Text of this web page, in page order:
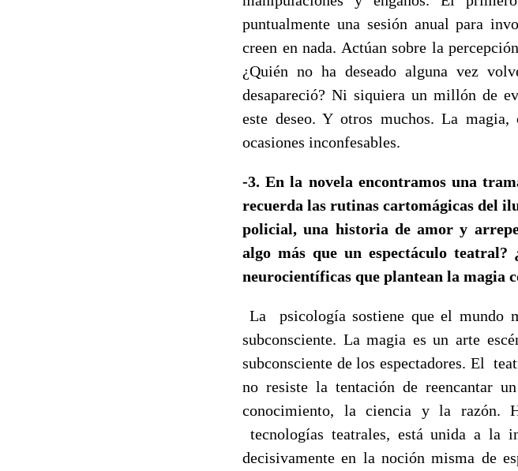
puntualmente una sesión anual para
creen en nada. Actúan sobre la
¿Quién no ha deseado alguna vez
desapareció? Ni siquiera un millón de
este deseo. Y otros muchos. La
ocasiones inconfesables.
-3. En la novela encontramos una
recuerda las rutinas cartomágicas del
policial, una historia de amor y
algo más que un espectáculo teatral?
neurocientíficas que plantean la magia
La psicología sostiene que el mundo
subconsciente. La magia es un arte
subconsciente de los espectadores. El
no resiste la tentación de reencantar
conocimiento, la ciencia y la razón.
tecnologías teatrales, está unida a la
decisivamente en la noción misma de